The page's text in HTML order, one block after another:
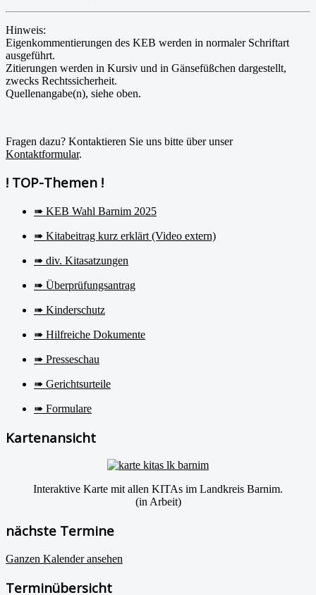
Hinweis:
Eigenkommentierungen des KEB werden in normaler Schriftart
ausgeführt.
Zitierungen werden in Kursiv und in Gänsefüßchen dargestellt,
zwecks Rechtssicherheit.
Quellenangabe(n), siehe oben.
Fragen dazu? Kontaktieren Sie uns bitte über unser
Kontaktformular.
! TOP-Themen !
➠ KEB Wahl Barnim 2025
➠ Kitabeitrag kurz erklärt (Video extern)
➠ div. Kitasatzungen
➠ Überprüfungsantrag
➠ Kinderschutz
➠ Hilfreiche Dokumente
➠ Presseschau
➠ Gerichtsurteile
➠ Formulare
Kartenansicht
Interaktive Karte mit allen KITAs im Landkreis Barnim.
(in Arbeit)
nächste Termine
Ganzen Kalender ansehen
Terminübersicht